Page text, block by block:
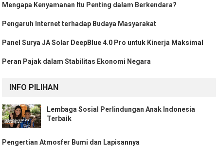
Mengapa Kenyamanan Itu Penting dalam Berkendara?
Pengaruh Internet terhadap Budaya Masyarakat
Panel Surya JA Solar DeepBlue 4.0 Pro untuk Kinerja Maksimal
Peran Pajak dalam Stabilitas Ekonomi Negara
INFO PILIHAN
Lembaga Sosial Perlindungan Anak Indonesia
Terbaik
Pengertian Atmosfer Bumi dan Lapisannya